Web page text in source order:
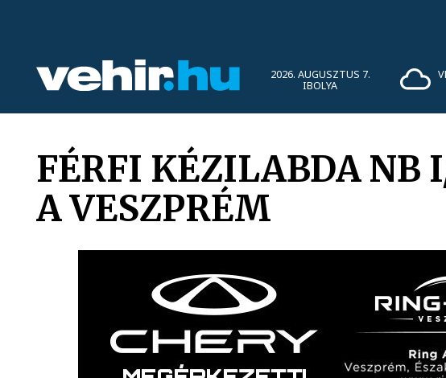
2026. AUGUSZTUS 7.
IBOLYA
FÉRFI KÉZILABDA NB
A VESZPRÉM